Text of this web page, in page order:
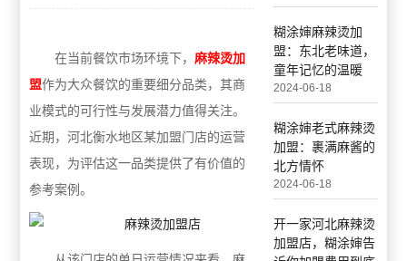
在当前餐饮市场环境下，麻辣烫加
盟作为大众餐饮的重要细分品类，其商
业模式的可行性与发展潜力值得关注。
近期，河北衡水地区某加盟门店的运营
表现，为评估这一品类提供了有价值的
参考案例。
糊涂婶麻辣烫加
盟：东北老味道，
童年记忆的温暖
2024-06-18
糊涂婶老式麻辣烫
加盟：裹满麻酱的
北方情怀
2024-06-18
开一家河北麻辣烫
加盟店，糊涂婶告